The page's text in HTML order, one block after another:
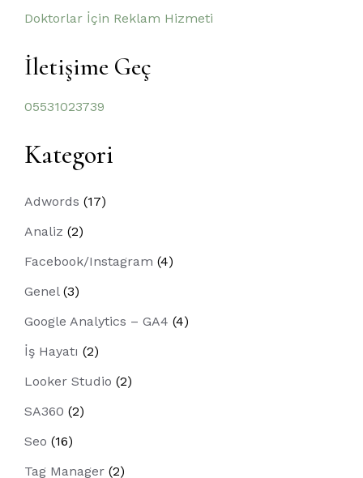
Doktorlar İçin Reklam Hizmeti
İletişime Geç
05531023739
Kategori
Adwords (17)
Analiz (2)
Facebook/Instagram (4)
Genel(3)
Google Analytics – GA4 (4)
İş Hayatı (2)
Looker Studio (2)
SA360 (2)
Seo (16)
Tag Manager (2)